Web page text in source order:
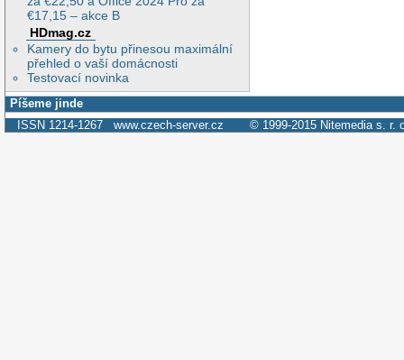
€17,15 – akce B
HDmag.cz
Kamery do bytu přinesou maximální
přehled o vaší domácnosti
Testovací novinka
Píšeme jinde
ISSN 1214-1267 www.czech-server.cz © 1999-2015 Nitemedia s. r.